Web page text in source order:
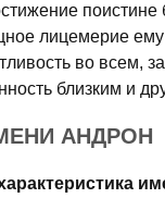
поистине
лицемерие
во всем,
близким и
АНДРОН